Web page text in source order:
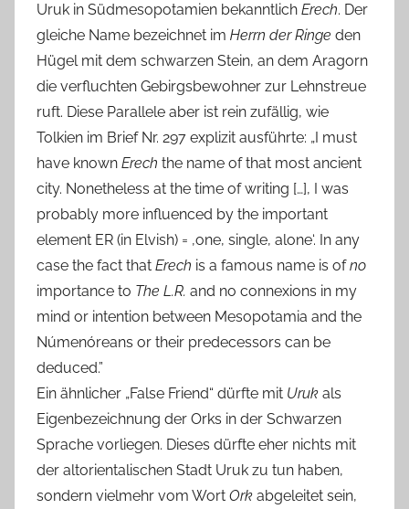
Uruk in Südmesopotamien bekanntlich Erech. Der
gleiche Name bezeichnet im Herrn der Ringe den
Hügel mit dem schwarzen Stein, an dem Aragorn
die verfluchten Gebirgsbewohner zur Lehnstreue
ruft. Diese Parallele aber ist rein zufällig, wie
Tolkien im Brief Nr. 297 explizit ausführte: „I must
have known Erech the name of that most ancient
city. Nonetheless at the time of writing […], I was
probably more influenced by the important
element ER (in Elvish) = ‚one, single, alone‘. In any
case the fact that Erech is a famous name is ofno
importance to The L.R. and no connexions in my
mind or intention between Mesopotamia and the
Númenóreans or their predecessors can be
deduced.”
Ein ähnlicher „False Friend“ dürfte mit Uruk als
Eigenbezeichnung der Orks in der Schwarzen
Sprache vorliegen. Dieses dürfte eher nichts mit
der altorientalischen Stadt Uruk zu tun haben,
sondern vielmehr vom Wort Ork abgeleitet sein,